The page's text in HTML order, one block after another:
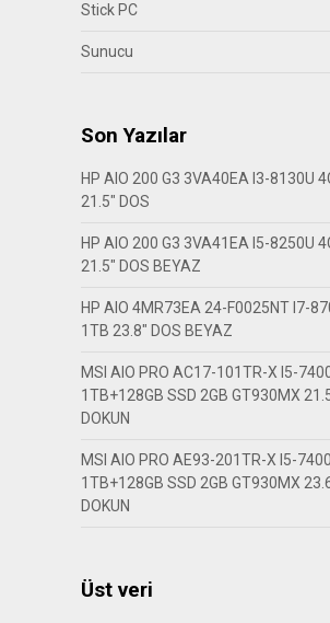
Stick PC
Sunucu
Son Yazılar
HP AIO 200 G3 3VA40EA I3-8130U
21.5″ DOS
HP AIO 200 G3 3VA41EA I5-8250U
21.5″ DOS BEYAZ
HP AIO 4MR73EA 24-F0025NT I7-
1TB 23.8″ DOS BEYAZ
MSI AIO PRO AC17-101TR-X I5-
1TB+128GB SSD 2GB GT930MX
DOKUN
MSI AIO PRO AE93-201TR-X I5-
1TB+128GB SSD 2GB GT930MX
DOKUN
Üst veri